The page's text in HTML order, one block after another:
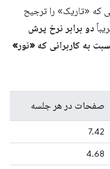
که «تاریک» را ترجیح
دو برابر نرخ پرش
به کاربرانی که «نور»
صفحات در هر جلسه
7.42
4.68